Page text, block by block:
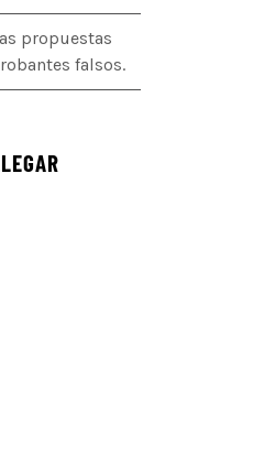
propuestas
falsos.